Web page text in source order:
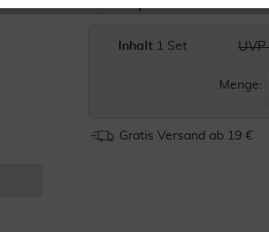
Inhalt1 Set
Menge:
Gratis Versand ab 19 €